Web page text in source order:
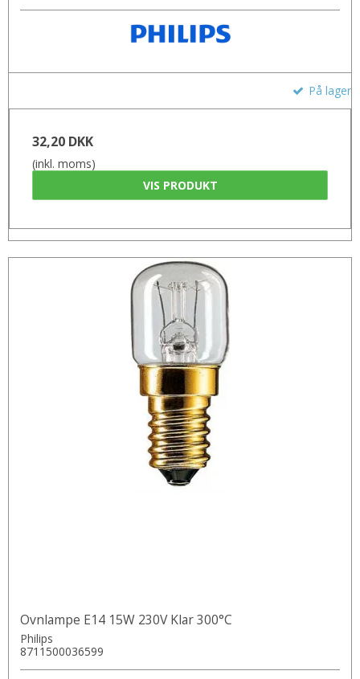
På lager
32,20 DKK
(inkl. moms)
VIS PRODUKT
Ovnlampe E14 15W 230V Klar 300°C
Philips
8711500036599